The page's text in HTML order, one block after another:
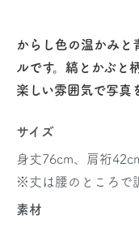
からし色の温かみと
ルです。縞とかぶと
楽しい雰囲気で写真
サイズ
身丈76cm、肩裄
※丈は腰のところで
素材